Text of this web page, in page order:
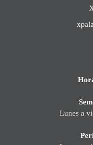
Lunes a